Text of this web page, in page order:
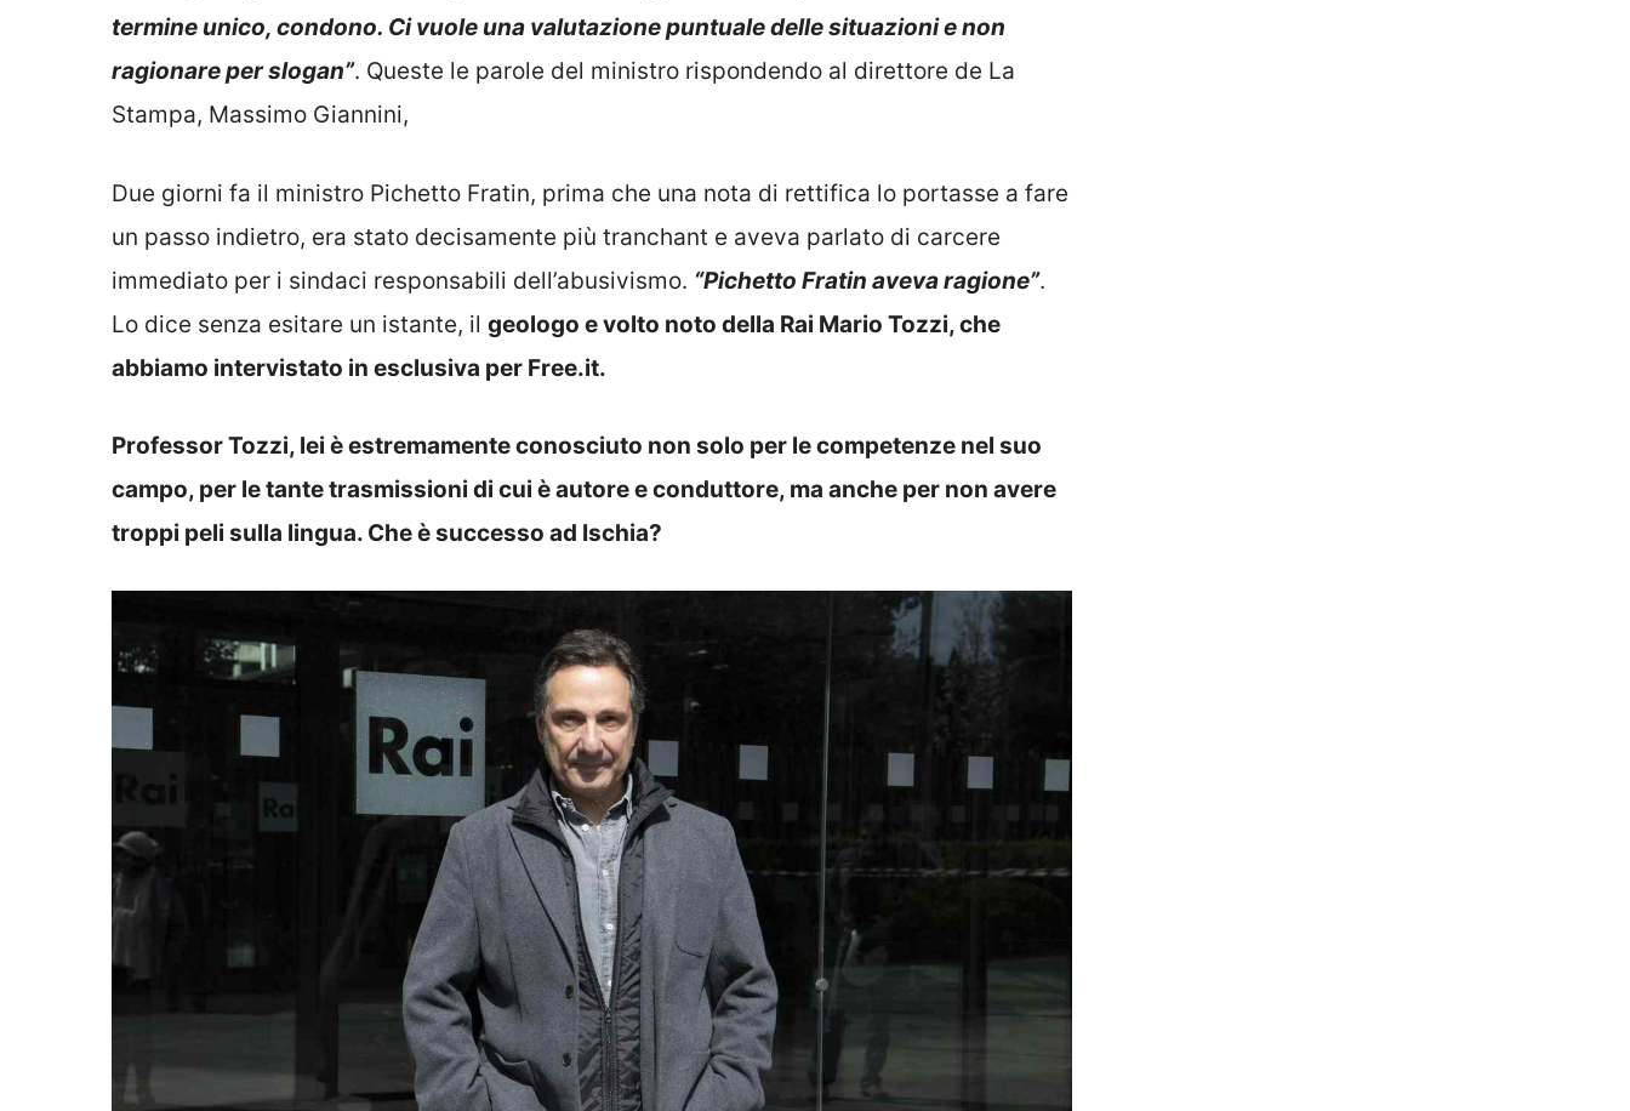
termine unico, condono. Ci vuole una valutazione puntuale delle situazioni e non
ragionare per slogan”. Queste le parole del ministro rispondendo al direttore de La
Stampa, Massimo Giannini,
Due giorni fa il ministro Pichetto Fratin, prima che una nota di rettifica lo portasse a fare
un passo indietro, era stato decisamente più tranchant e aveva parlato di carcere
immediato per i sindaci responsabili dell’abusivismo. “Pichetto Fratin aveva ragione”.
Lo dice senza esitare un istante, il geologo e volto noto della Rai Mario Tozzi, che
abbiamo intervistato in esclusiva per Free.it.
Professor Tozzi, lei è estremamente conosciuto non solo per le competenze nel suo
campo, per le tante trasmissioni di cui è autore e conduttore, ma anche per non avere
troppi peli sulla lingua. Che è successo ad Ischia?